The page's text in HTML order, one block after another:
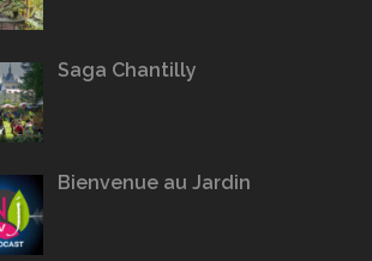
Saga Chantilly
Bienvenue au Jardin